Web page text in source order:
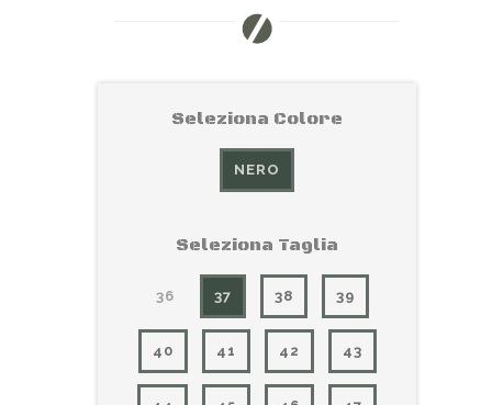
Seleziona Colore
NERO
Seleziona Taglia
36 37 38 39
40 41 42 43